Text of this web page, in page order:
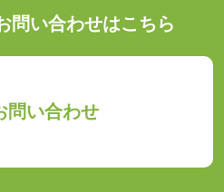
問い合わせはこちら
問い合わせ